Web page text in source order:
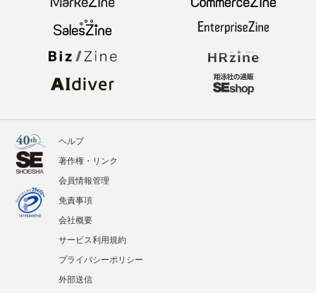
ヘルプ
著作権・リンク
会員情報管理
免責事項
会社概要
サービス利用規約
プライバシーポリシー
外部送信